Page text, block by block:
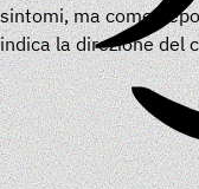
sintomi, ma come
indica la direzione del